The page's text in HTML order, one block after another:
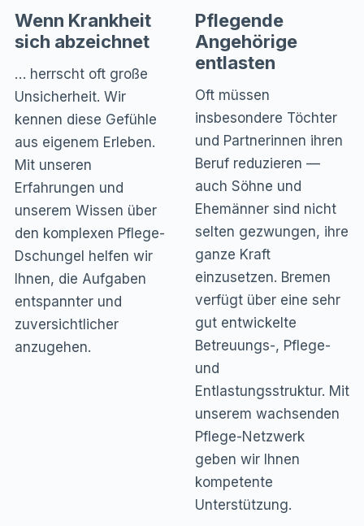
Wenn Krankheit
sich abzeichnet
… herrscht oft große
Unsicherheit. Wir
kennen diese Gefühle
aus eigenem Erleben.
Mit unseren
Erfahrungen und
unserem Wissen über
den komplexen Pflege-
Dschungel helfen wir
Ihnen, die Aufgaben
entspannter und
zuversichtlicher
anzugehen.
Pflegende
Angehörige
entlasten
Oft müssen
insbesondere Töchter
und Partnerinnen ihren
Beruf reduzieren —
auch Söhne und
Ehemänner sind nicht
selten gezwungen, ihre
ganze Kraft
einzusetzen. Bremen
verfügt über eine sehr
gut entwickelte
Betreuungs-, Pflege-
und
Entlastungsstruktur. Mit
unserem wachsenden
Pflege-Netzwerk
geben wir Ihnen
kompetente
Unterstützung.